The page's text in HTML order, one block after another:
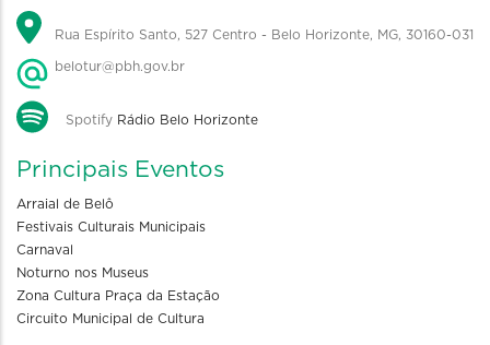
Rua Espírito Santo, 527 Centro - Belo Horizonte, MG, 30160-031
belotur@pbh.gov.br
Spotify Rádio Belo Horizonte
Principais Eventos
Arraial de Belô
Festivais Culturais Municipais
Carnaval
Noturno nos Museus
Zona Cultura Praça da Estação
Circuito Municipal de Cultura